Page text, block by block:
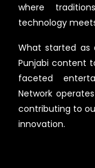
where
technology
What started as
Punjabi content
faceted
Network
contributing to
innovation.